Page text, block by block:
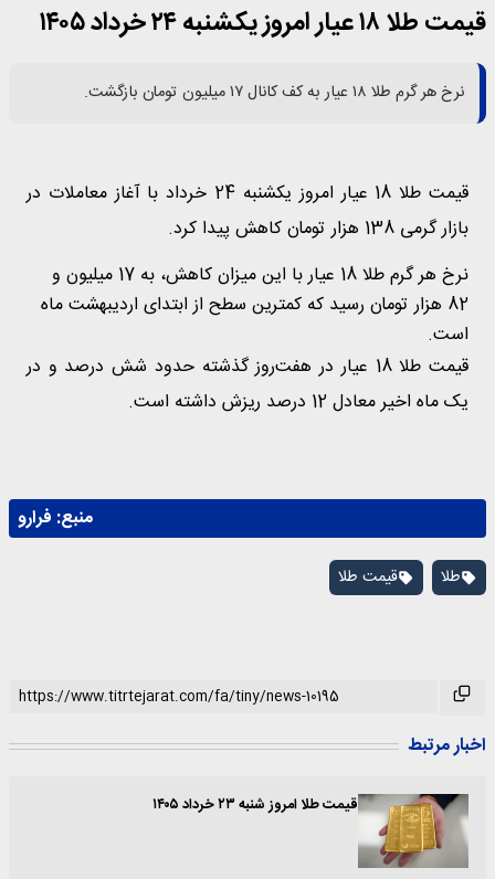
قیمت طلا ۱۸ عیار امروز یکشنبه ۲۴ خرداد ۱۴۰۵
نرخ هر گرم طلا ۱۸ عیار به کف کانال ۱۷ میلیون تومان بازگشت.
قیمت طلا 18 عیار امروز یکشنبه 24 خرداد با آغاز معاملات در
بازار گرمی 138 هزار تومان کاهش پیدا کرد.
نرخ هر گرم طلا 18 عیار با این میزان کاهش، به 17 میلیون و
82 هزار تومان رسید که کمترین سطح از ابتدای اردیبهشت ماه
است.
قیمت طلا 18 عیار در هفت‌روز گذشته حدود شش درصد و در
یک ماه اخیر معادل 12 درصد ریزش داشته است.
منبع: فرارو
طلا قیمت طلا
اخبار مرتبط
قیمت طلا امروز شنبه ۲۳ خرداد ۱۴۰۵